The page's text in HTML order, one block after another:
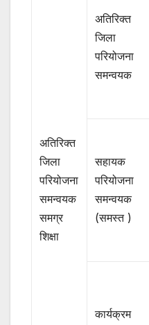
अतिरिक्त
जिला
परियोजना
समन्वयक
समग्र
शिक्षा
अतिरिक्त
जिला
परियोजना
समन्वयक
सहायक
परियोजना
समन्वयक
(समस्त )
कार्यक्रम